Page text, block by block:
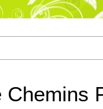
Chemins